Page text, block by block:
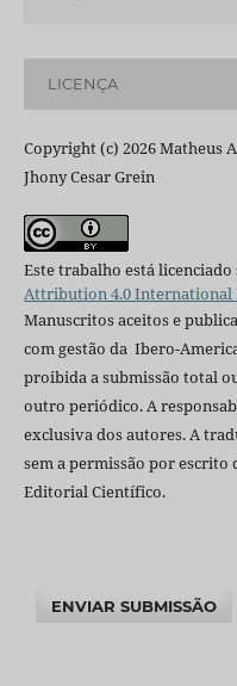
LICENÇA
Copyright (c) 2026 Matheus
Jhony Cesar Grein
Este trabalho está licenciado
Attribution 4.0 International
Manuscritos aceitos e
com gestão da Ibero-
proibida a submissão total
outro periódico. A
exclusiva dos autores. A
sem a permissão por
Editorial Científico.
ENVIAR SUBMISSÃO